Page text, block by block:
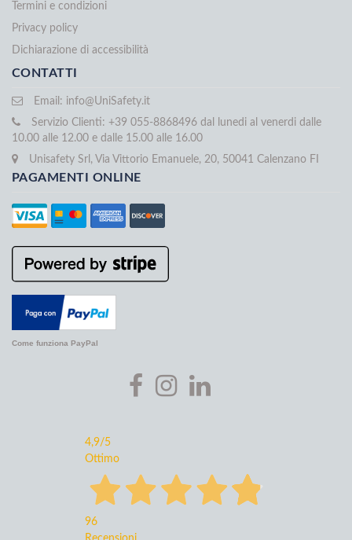
Termini e condizioni
Privacy policy
Dichiarazione di accessibilità
CONTATTI
Email: info@UniSafety.it
Servizio Clienti: +39 055-8868496 dal lunedi al venerdi dalle
10.00 alle 12.00 e dalle 15.00 alle 16.00
Unisafety Srl, Via Vittorio Emanuele, 20, 50041 Calenzano FI
PAGAMENTI ONLINE
Come funziona PayPal
4,9/5
Ottimo
96